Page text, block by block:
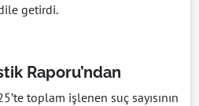
getirdi.
Raporu’ndan
toplam işlenen suç sayısının